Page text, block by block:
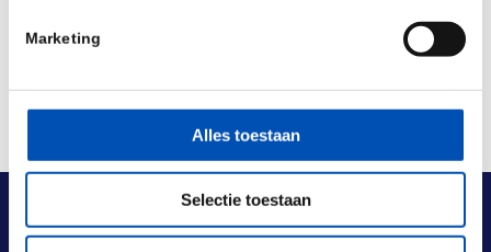
Marketing
Alles toestaan
Selectie toestaan